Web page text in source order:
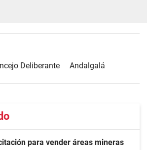
Deliberante Andalgalá
para vender áreas mineras